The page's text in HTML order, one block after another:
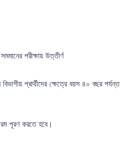
পরীক্ষায় উত্তীর্ণ
প্রার্থীদের ক্ষেত্রে বয়স ৪০ বছর পর্যন্ত
পূরণ করতে হবে।